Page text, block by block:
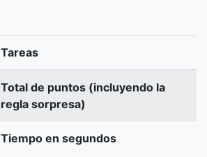
Tareas
Total de puntos (incluyendo la
regla sorpresa)
Tiempo en segundos